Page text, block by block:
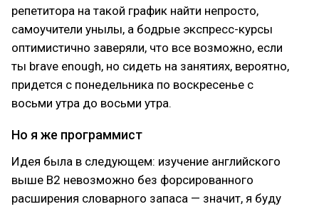
репетитора на такой график найти непросто,
самоучители унылы, а бодрые экспресс-курсы
оптимистично заверяли, что все возможно, если
ты brave enough, но сидеть на занятиях, вероятно,
придется с понедельника по воскресенье с
восьми утра до восьми утра.
Но я же программист
Идея была в следующем: изучение английского
выше B2 невозможно без форсированного
расширения словарного запаса — значит, я буду